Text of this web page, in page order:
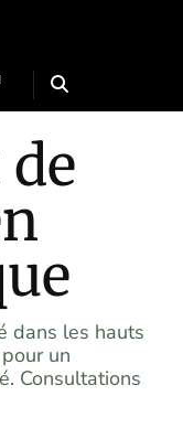
dans les hauts
un
Consultations